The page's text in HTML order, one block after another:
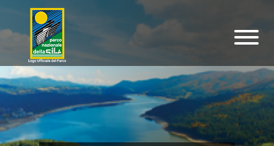
Vai al contenuto principale